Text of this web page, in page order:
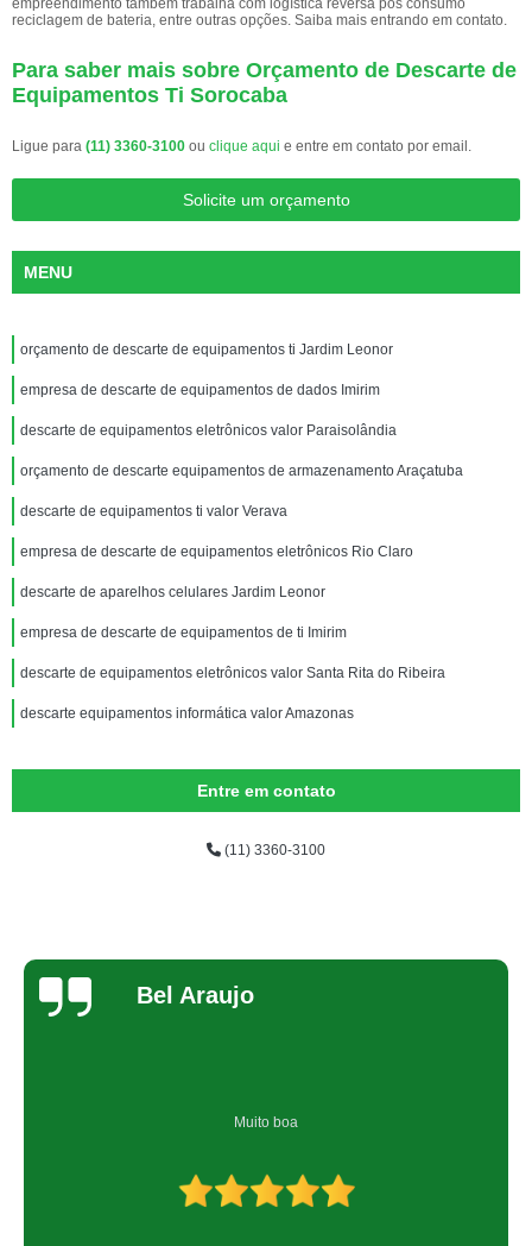
empreendimento também trabalha com logística reversa pós consumo
reciclagem de bateria, entre outras opções. Saiba mais entrando em contato.
Para saber mais sobre Orçamento de Descarte de
Equipamentos Ti Sorocaba
Ligue para (11) 3360-3100 ou clique aqui e entre em contato por email.
Solicite um orçamento
MENU
orçamento de descarte de equipamentos ti Jardim Leonor
empresa de descarte de equipamentos de dados Imirim
descarte de equipamentos eletrônicos valor Paraisolândia
orçamento de descarte equipamentos de armazenamento Araçatuba
descarte de equipamentos ti valor Verava
empresa de descarte de equipamentos eletrônicos Rio Claro
descarte de aparelhos celulares Jardim Leonor
empresa de descarte de equipamentos de ti Imirim
descarte de equipamentos eletrônicos valor Santa Rita do Ribeira
descarte equipamentos informática valor Amazonas
Entre em contato
(11) 3360-3100
Bel Araujo
Muito boa